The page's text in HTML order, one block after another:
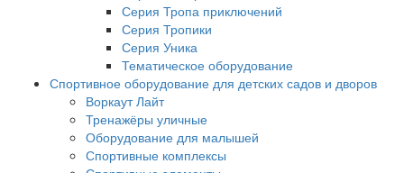
Серия Тропа приключений
Серия Тропики
Серия Уника
Тематическое оборудование
Спортивное оборудование для детских садов и дворов
Воркаут Лайт
Тренажёры уличные
Оборудование для малышей
Спортивные комплексы